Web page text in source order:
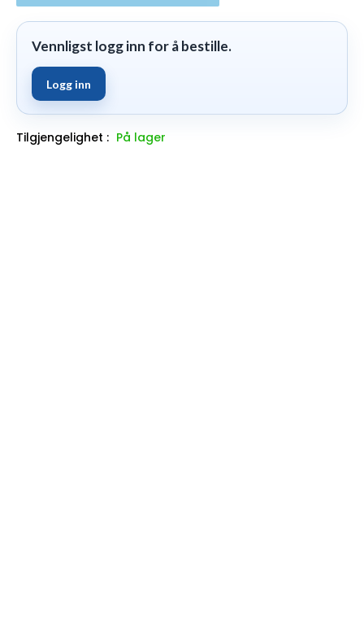
Vennligst logg inn for å bestille.
Logg inn
Tilgjengelighet : På lager